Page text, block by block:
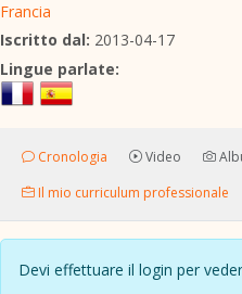
Francia
Iscritto dal: 2013-04-17
Lingue parlate:
Cronologia Video
Il mio curriculum professionale
Devi effettuare il login per